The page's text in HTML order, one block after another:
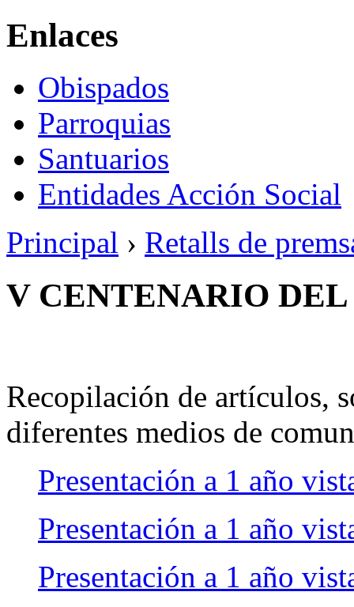
Enlaces
Obispados
Parroquias
Santuarios
Entidades Acción Social
Principal › Retalls de
V CENTENARIO
Recopilación de artículos,
diferentes medios de
Presentación a 1 año
Presentación a 1 año
Presentación a 1 año